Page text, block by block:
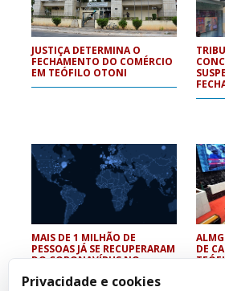
JUSTIÇA DETERMINA O
FECHAMENTO DO COMÉRCIO
EM TEÓFILO OTONI
MAIS DE 1 MILHÃO DE
PESSOAS JÁ SE RECUPERARAM
DO CORONAVÍRUS NO
DE
Privacidade e cookies